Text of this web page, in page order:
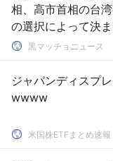
相、高市首相の台
の選択によって決
黒マッチョニュース
ジャパンディスプ
wwww
米国株ETFまとめ速報